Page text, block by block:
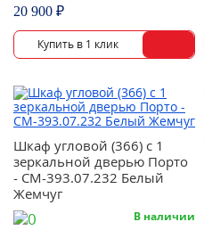
20 900 ₽
Шкаф угловой (366) с 1
зеркальной дверью Порто
- СМ-393.07.232 Белый
Жемчуг
В наличии